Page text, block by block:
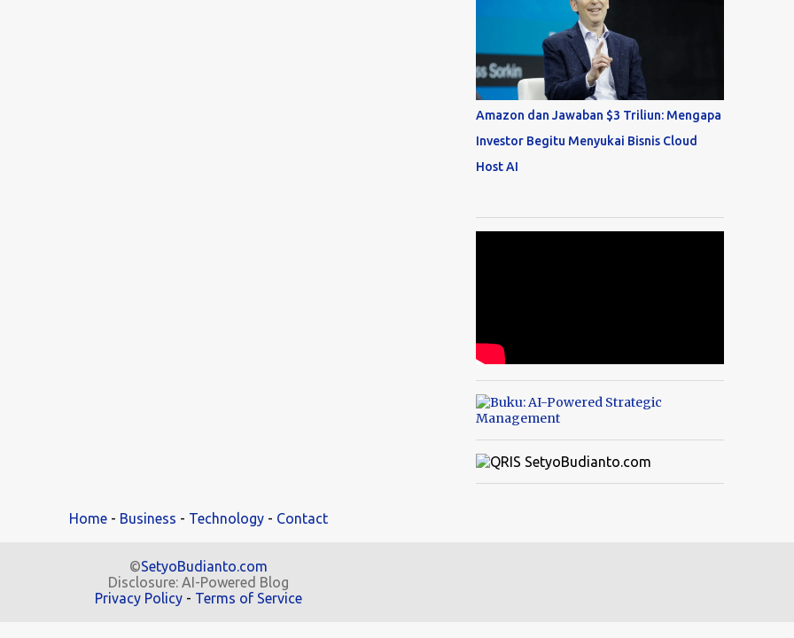
Amazon dan Jawaban $3 Triliun: Mengapa
Investor Begitu Menyukai Bisnis Cloud
Host AI
Home - Business - Technology - Contact
©SetyoBudianto.com
Disclosure: AI-Powered Blog
Privacy Policy - Terms of Service